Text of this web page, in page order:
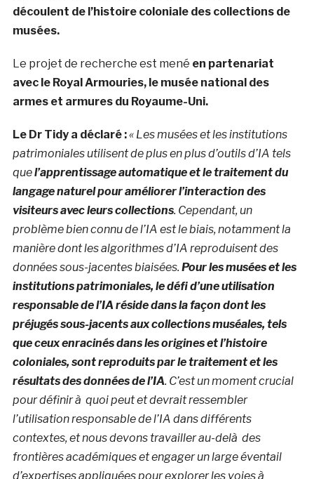
découlent de l’histoire coloniale des collections de
musées.
Le projet de recherche est mené en partenariat
avec le Royal Armouries, le musée national des
armes et armures du Royaume-Uni.
Le Dr Tidy a déclaré :« Les musées et les institutions
patrimoniales utilisent de plus en plus d’outils d’IA tels
quel’apprentissage automatique et le traitement du
langage naturel pour améliorer l’interaction des
visiteurs avec leurs collections. Cependant, un
problème bien connu de l’IA est le biais, notamment la
manière dont les algorithmes d’IA reproduisent des
données sous-jacentes biaisées. Pour les musées et les
institutions patrimoniales, le défi d’une utilisation
responsable de l’IA réside dans la façon dont les
préjugés sous-jacents aux collections muséales, tels
que ceux enracinés dans les origines et l’histoire
coloniales, sont reproduits par le traitement et les
résultats des données de l’IA. C’est un moment crucial
pour définir à quoi peut et devrait ressembler
l’utilisation responsable de l’IA dans différents
contextes, et nous devons travailler au-delà des
frontières académiques et engager un large éventail
d’expertises appliquées pour explorer les voies à